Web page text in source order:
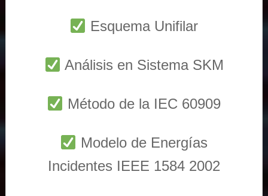
Esquema Unifilar
Análisis en Sistema SKM
Método de la IEC 60909
Modelo de Energías
Incidentes IEEE 1584 2002